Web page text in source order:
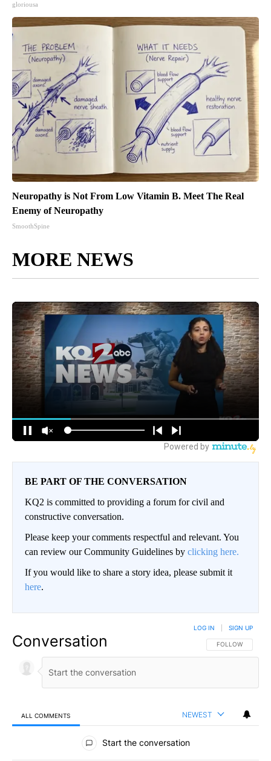
gloriousa
Neuropathy is Not From Low Vitamin B. Meet The Real
Enemy of Neuropathy
SmoothSpine
MORE NEWS
BE PART OF THE CONVERSATION
KQ2 is committed to providing a forum for civil and
constructive conversation.
Please keep your comments respectful and relevant. You
can review our Community Guidelines by clicking here.
If you would like to share a story idea, please submit it
here.
Conversation FOLLOW THIS
FOLLOW
LOG IN SIGN UP
ALL COMMENTS NEWEST
All Comments
Start the conversation